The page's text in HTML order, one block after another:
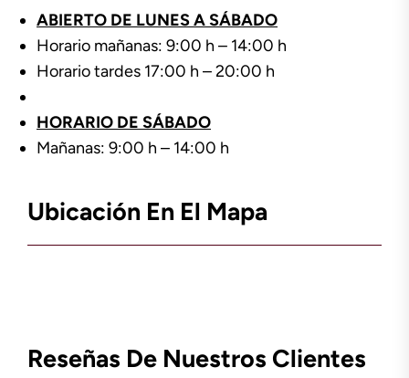
ABIERTO DE LUNES A SÁBADO
Horario mañanas: 9:00 h – 14:00 h
Horario tardes 17:00 h – 20:00 h
HORARIO DE SÁBADO
Mañanas: 9:00 h – 14:00 h
Ubicación En El Mapa
Reseñas De Nuestros Clientes